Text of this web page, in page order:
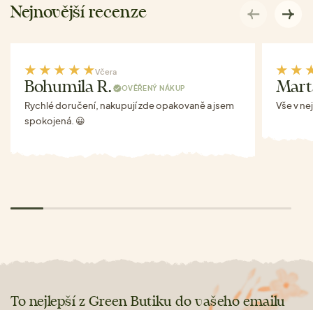
Nejnovější recenze
Včera
Bohumila R. OVĚŘENÝ NÁKUP
Rychlé doručení, nakupují zde opakovaně a jsem
spokojená. 😀
Vše v
To nejlepší z Green Butiku do vašeho emailu